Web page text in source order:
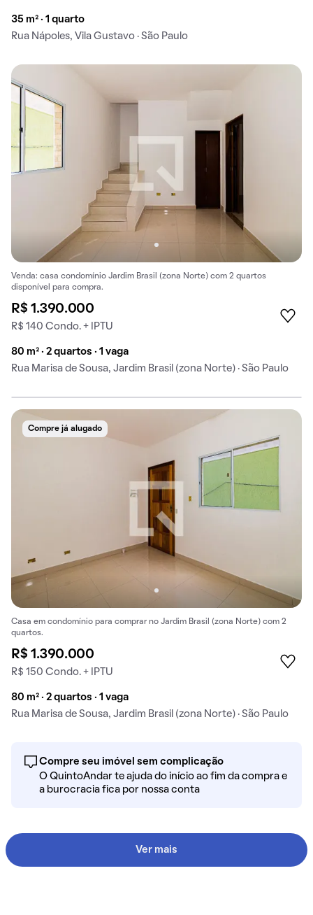
35 m² · 1 quarto
Rua Nápoles, Vila Gustavo · São Paulo
Venda: casa condomínio Jardim Brasil (zona Norte) com 2 quartos
disponível para compra.
R$ 1.390.000
R$ 140 Condo. + IPTU
80 m² · 2 quartos · 1 vaga
Rua Marisa de Sousa, Jardim Brasil (zona Norte) · São Paulo
Compre já alugado
Casa em condomínio para comprar no Jardim Brasil (zona Norte) com 2
quartos.
R$ 1.390.000
R$ 150 Condo. + IPTU
80 m² · 2 quartos · 1 vaga
Rua Marisa de Sousa, Jardim Brasil (zona Norte) · São Paulo
Compre seu imóvel sem complicação
O QuintoAndar te ajuda do início ao fim da compra e
a burocracia fica por nossa conta
Ver mais